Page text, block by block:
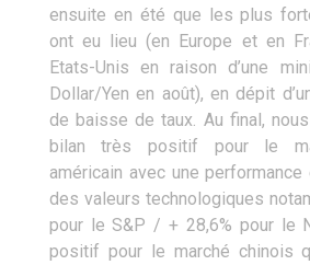
ensuite en été que les plus
ont eu lieu (en Europe et en
Etats-Unis en raison d’une
Dollar/Yen en août), en dépit
de baisse de taux. Au final,
bilan très positif pour le
américain avec une
des valeurs technologiques
pour le S&P / + 28,6% pour le
positif pour le marché chinois